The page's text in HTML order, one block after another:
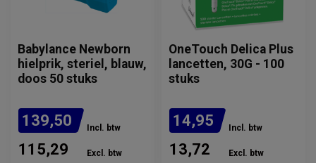
Babylance Newborn
hielprik, steriel, blauw,
doos 50 stuks
139,50 Incl. btw
115,29 Excl. btw
OneTouch Delica Plus
lancetten, 30G - 100
stuks
14,95 Incl. btw
13,72 Excl. btw